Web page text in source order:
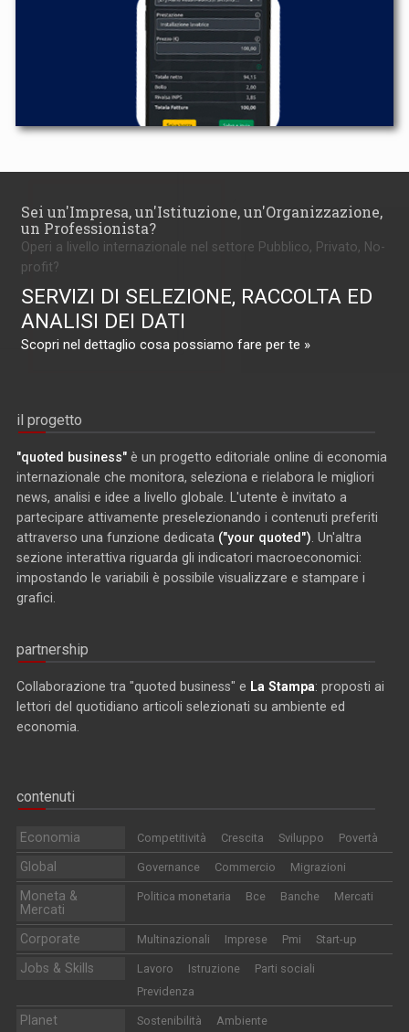
Sei un'Impresa, un'Istituzione, un'Organizzazione,
un Professionista?
Operi a livello internazionale nel settore Pubblico, Privato, No-
profit?
SERVIZI DI SELEZIONE, RACCOLTA ED
ANALISI DEI DATI
Scopri nel dettaglio cosa possiamo fare per te »
il progetto
"quoted business" è un progetto editoriale online di economia
internazionale che monitora, seleziona e rielabora le migliori
news, analisi e idee a livello globale. L'utente è invitato a
partecipare attivamente preselezionando i contenuti preferiti
attraverso una funzione dedicata ("your quoted"). Un'altra
sezione interattiva riguarda gli indicatori macroeconomici:
impostando le variabili è possibile visualizzare e stampare i
grafici.
partnership
Collaborazione tra "quoted business" e La Stampa: proposti ai
lettori del quotidiano articoli selezionati su ambiente ed
economia.
contenuti
Economia Competitività Crescita Sviluppo Povertà
Global Governance Commercio Migrazioni
Moneta &
Mercati
Politica monetaria Bce Banche Mercati
Corporate Multinazionali Imprese Pmi Start-up
Jobs & Skills Lavoro Istruzione
Parti sociali
Previdenza
Planet Sostenibilità Ambiente